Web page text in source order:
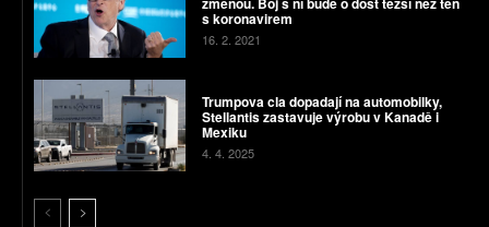
s koronavirem
16. 2. 2021
Trumpova cla dopadají na automobilky,
Stellantis zastavuje výrobu v Kanadě i
Mexiku
4. 4. 2025